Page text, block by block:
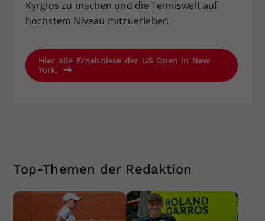
Kyrgios zu machen und die Tenniswelt auf
höchstem Niveau mitzuerleben.
Hier alle Ergebnisse der US Open in New
York.
Top-Themen der Redaktion